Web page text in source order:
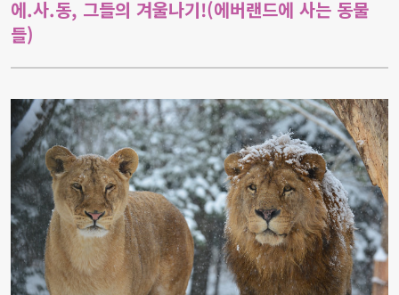
에.사.동, 그들의 겨울나기!(에버랜드에 사는 동물
들)